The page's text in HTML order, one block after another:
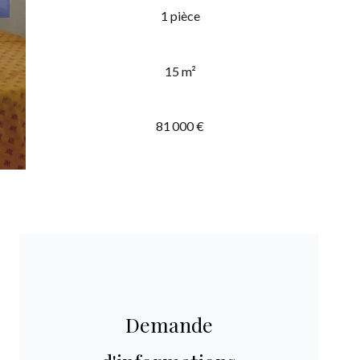
1 pièce
15 m²
81 000 €
Demande